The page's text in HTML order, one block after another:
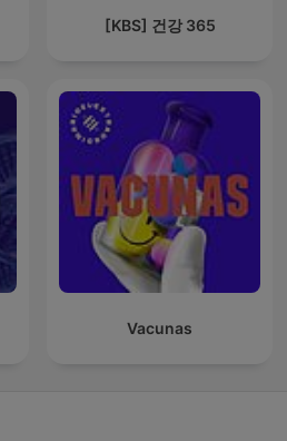
[KBS] 건강 365
Vacunas